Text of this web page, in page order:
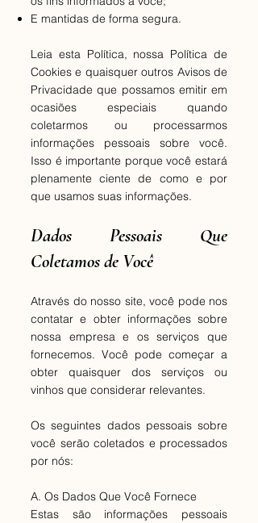
E mantidas de forma segura.
Leia esta Política, nossa Política de
Cookies e quaisquer outros Avisos de
Privacidade que possamos emitir em
ocasiões especiais quando
coletarmos ou processarmos
informações pessoais sobre você.
Isso é importante porque você estará
plenamente ciente de como e por
que usamos suas informações.
Dados Pessoais Que
Coletamos de Você
Através do nosso site, você pode nos
contatar e obter informações sobre
nossa empresa e os serviços que
fornecemos. Você pode começar a
obter quaisquer dos serviços ou
vinhos que considerar relevantes.
Os seguintes dados pessoais sobre
você serão coletados e processados
por nós:
A. Os Dados Que Você Fornece
Estas são informações pessoais